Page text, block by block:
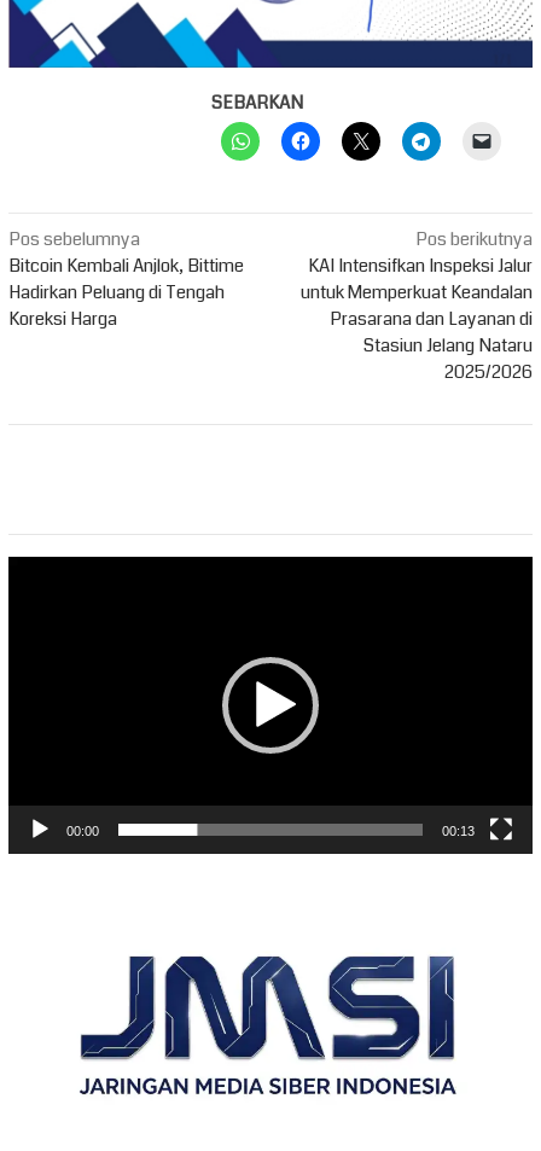
SEBARKAN
Navigasi
pos
Pos sebelumnya
Bitcoin Kembali Anjlok, Bittime
Hadirkan Peluang di Tengah
Koreksi Harga
Pos berikutnya
KAI Intensifkan Inspeksi Jalur
untuk Memperkuat Keandalan
Prasarana dan Layanan di
Stasiun Jelang Nataru
2025/2026
00:00 00:13